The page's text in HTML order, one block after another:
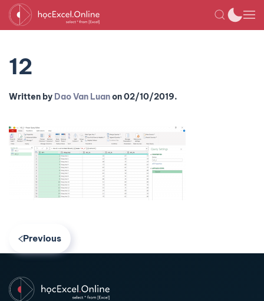
12
Written by Dao Van Luanon02/10/2019.
Previous